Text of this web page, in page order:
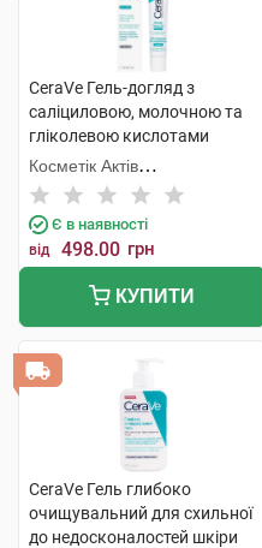
CeraVe Гель-догляд з
саліциловою, молочною та
гліколевою кислотами
проти недосконалостей
шкіри обличчя 40 мл 1 туба
Косметік Актів
Інтернаціональ
Є в наявності
від 498.00 грн
КУПИТИ
CeraVe Гель глибоко
очищувальний для схильної
до недосконалостей шкіри